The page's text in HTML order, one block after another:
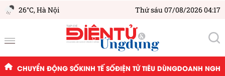
26°C,Hà Nội Thứ sáu 07/08/2026 04:17
CHUYỂN ĐỘNG SỐKINH TẾ SỐĐIỆN TỬ TIÊU DÙNGDOANH